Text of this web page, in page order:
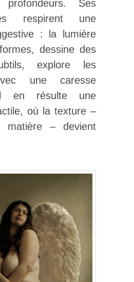
Ses
respirent une
: la lumière
dessine des
explore les
une caresse
en résulte une
où la texture –
matière – devient